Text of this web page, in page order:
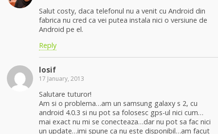
Salut costy, daca telefonul nu a venit cu Android din
fabrica nu cred ca vei putea instala nici o versiune de
Android pe el.
Reply
Iosif
17 January, 2013
Salutare tuturor!
Am si o problema…am un samsung galaxy s 2, cu
android 4.0.3 si nu pot sa folosesc gps-ul nici cum…
mai exact nu mi se conecteaza…dar nu pot sa fac nici
un update…imi spune ca nu este disponibil…am facut